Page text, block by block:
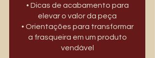
• Dicas de acabamento para
elevar o valor da peça
• Orientações para transformar
a frasqueira em um produto
vendável